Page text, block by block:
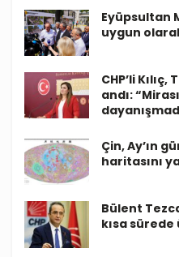
Eyüpsultan
uygun
CHP’li
andı:
Çin, Ay’ın
haritasını
Bülent
kısa